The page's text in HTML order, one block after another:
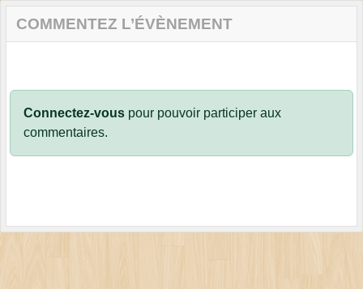
COMMENTEZ L’ÉVÈNEMENT
Connectez-vous pour pouvoir participer aux
commentaires.